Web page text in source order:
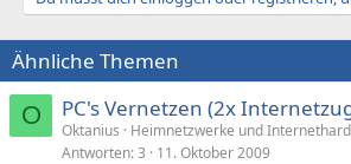
Ähnliche Themen
O PC's Vernetzen (2x
Oktanius
Heimnetzwerke und
Antworten 3 11. Oktober 2009